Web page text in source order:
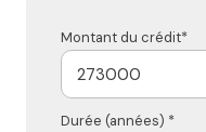
Montant du crédit*
Durée (années) *